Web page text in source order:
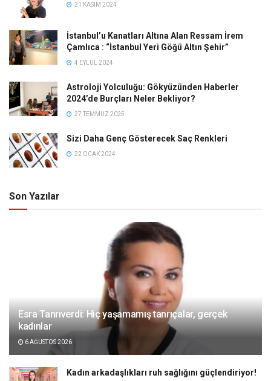
21 KASIM 2024
İstanbul’u Kanatları Altına Alan Ressam İrem
Çamlıca : “İstanbul Yeri Göğü Altın Şehir”
4 EYLÜL 2024
Astroloji Yolculuğu: Gökyüzünden Haberler
2024’de Burçları Neler Bekliyor?
27 TEMMUZ 2025
Sizi Daha Genç Gösterecek Saç Renkleri
22 OCAK 2024
Son Yazılar
Esra Tanrıverdi: Hiç yaşamamış tanrıçalar, gerçek
kadınlar
6 AĞUSTOS 2026
Kadın arkadaşlıkları ruh sağlığını güçlendiriyor!